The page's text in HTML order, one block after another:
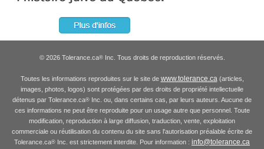
© 2026 Tolerance.ca®Inc. Tous droits de reproduction réservés.
Toutes les informations reproduites sur le site de www.tolerance.ca(articles,
images, photos, logos) sont protégées par des droits de propriété intellectuelle
détenus par Tolerance.ca® Inc. ou, dans certains cas, par leurs auteurs. Aucune de
ces informations ne peut être reproduite pour un usage autre que personnel. Toute
modification, reproduction à large diffusion, traduction, vente, exploitation
commerciale ou réutilisation du contenu du site sans l'autorisation préalable écrite de
Tolerance.ca® Inc. est strictement interdite. Pour information : info@tolerance.ca